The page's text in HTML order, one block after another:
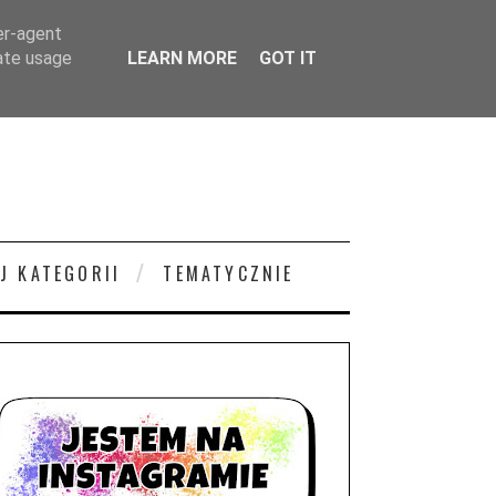
KATEGORII TEMATYCZNIE
agent
usage
LEARN MORE GOT IT